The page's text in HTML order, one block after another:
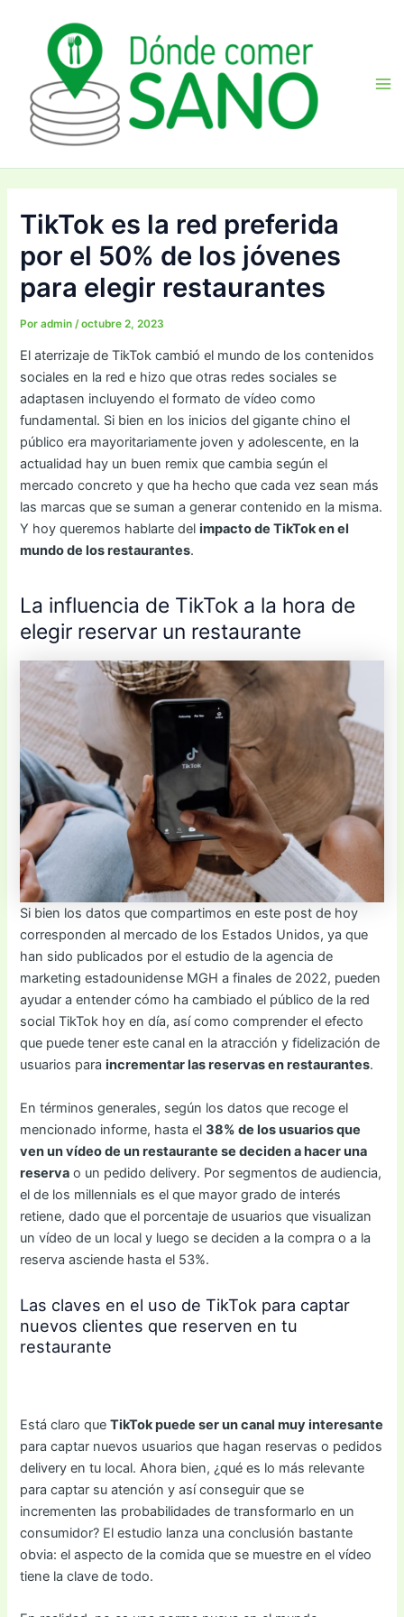
contenido
TikTok es la red preferida
por el 50% de los jóvenes
para elegir restaurantes
Poradmin/octubre 2, 2023
El aterrizaje de TikTok cambió el mundo de los contenidos
sociales en la red e hizo que otras redes sociales se
adaptasen incluyendo el formato de vídeo como
fundamental. Si bien en los inicios del gigante chino el
público era mayoritariamente joven y adolescente, en la
actualidad hay un buen remix que cambia según el
mercado concreto y que ha hecho que cada vez sean más
las marcas que se suman a generar contenido en la misma.
Y hoy queremos hablarte delimpacto de TikTok en el
mundo de los restaurantes.
La influencia de TikTok a la hora de
elegir reservar un restaurante
Si bien los datos que compartimos en este post de hoy
corresponden al mercado de los Estados Unidos, ya que
han sido publicados por el estudio de la agencia de
marketing estadounidense MGH a finales de 2022, pueden
ayudar a entender cómo ha cambiado el público de la red
social TikTok hoy en día, así como comprender el efecto
que puede tener este canal en la atracción y fidelización de
usuarios paraincrementar las reservas en restaurantes.
En términos generales, según los datos que recoge el
mencionado informe, hasta el38% de los usuarios que
ven un vídeo de un restaurante se deciden a hacer una
reserva o un pedido delivery. Por segmentos de audiencia,
el de los millennials es el que mayor grado de interés
retiene, dado que el porcentaje de usuarios que visualizan
un vídeo de un local y luego se deciden a la compra o a la
reserva asciende hasta el 53%.
Las claves en el uso de TikTok para captar
nuevos clientes que reserven en tu
restaurante
Está claro queTikTok puede ser un canal muy interesante
para captar nuevos usuarios que hagan reservas o pedidos
delivery en tu local. Ahora bien, ¿qué es lo más relevante
para captar su atención y así conseguir que se
incrementen las probabilidades de transformarlo en un
consumidor? El estudio lanza una conclusión bastante
obvia: el aspecto de la comida que se muestre en el vídeo
tiene la clave de todo.
entradas